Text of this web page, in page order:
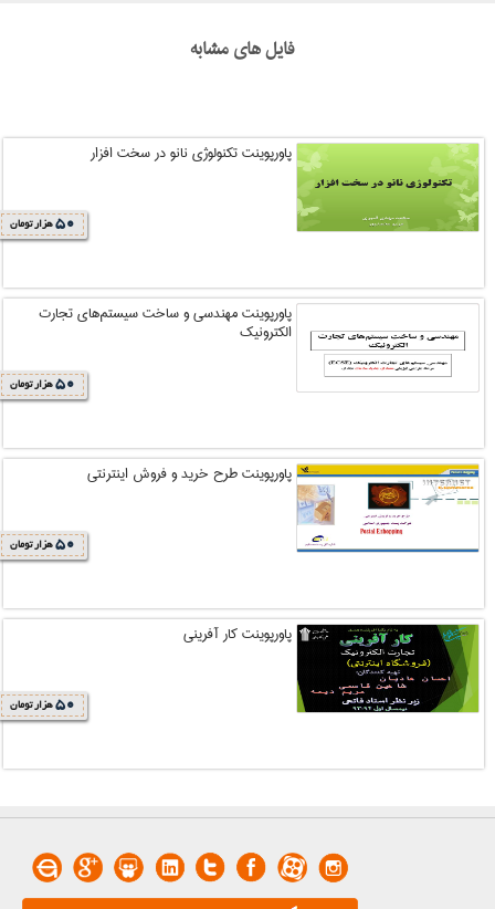
فایل های مشابه
پاورپوینت تکنولوژی نانو در سخت افزار
50 هزار تومان
پاورپوینت مهندسي و ساخت سيستم‌هاي تجارت
الکترونيک
50 هزار تومان
پاورپوینت طرح خريد و فروش اينترنتي
50 هزار تومان
پاورپوینت کار آفرینی
50 هزار تومان